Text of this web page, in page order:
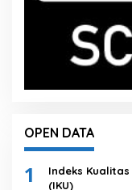
OPEN DATA
1
Indeks
(IKU)